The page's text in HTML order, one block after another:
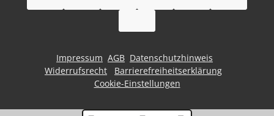
Impressum AGB Datenschutzhinweis
Widerrufsrecht
Barrierefreiheitserklärung
Cookie-Einstellungen